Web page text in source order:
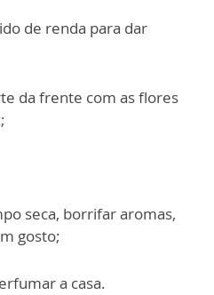
de renda para dar
da frente com as flores
seca, borrifar aromas,
gosto;
a casa.